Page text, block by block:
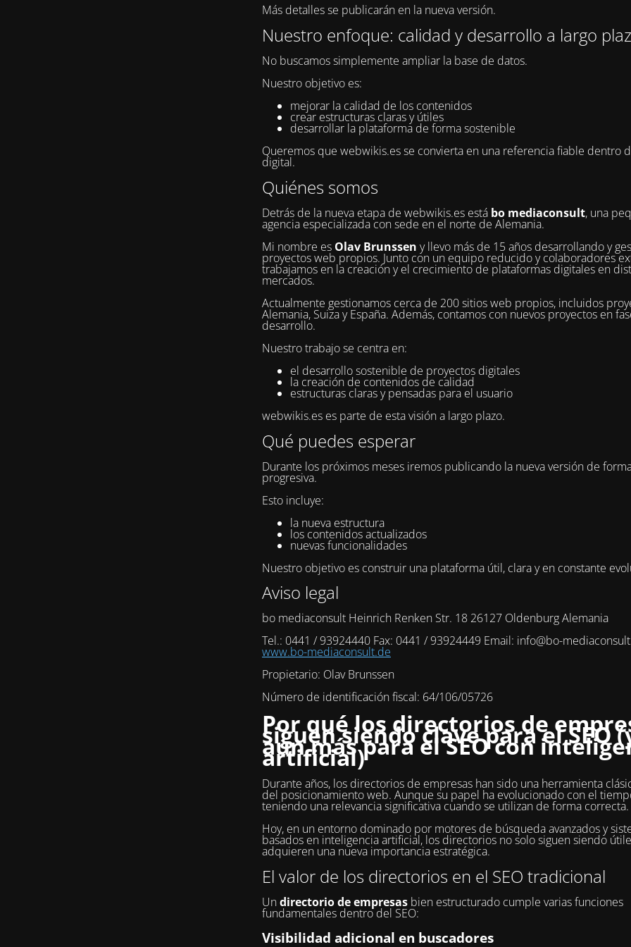
Más detalles se publicarán en la nueva versión.
Nuestro enfoque: calidad y desarrollo a largo
No buscamos simplemente ampliar la base de datos.
Nuestro objetivo es:
mejorar la calidad de los contenidos
crear estructuras claras y útiles
desarrollar la plataforma de forma sostenible
Queremos que webwikis.es se convierta en una referencia fiable dentro
digital.
Quiénes somos
Detrás de la nueva etapa de webwikis.es está bo mediaconsult, una
agencia especializada con sede en el norte de Alemania.
Mi nombre es Olav Brunssen y llevo más de 15 años desarrollando y
proyectos web propios. Junto con un equipo reducido y colaboradores
trabajamos en la creación y el crecimiento de plataformas digitales en
mercados.
Actualmente gestionamos cerca de 200 sitios web propios, incluidos
Alemania, Suiza y España. Además, contamos con nuevos proyectos en
desarrollo.
Nuestro trabajo se centra en:
el desarrollo sostenible de proyectos digitales
la creación de contenidos de calidad
estructuras claras y pensadas para el usuario
webwikis.es es parte de esta visión a largo plazo.
Qué puedes esperar
Durante los próximos meses iremos publicando la nueva versión de
progresiva.
Esto incluye:
la nueva estructura
los contenidos actualizados
nuevas funcionalidades
Nuestro objetivo es construir una plataforma útil, clara y en constante
Aviso legal
bo mediaconsult Heinrich Renken Str. 18 26127 Oldenburg Alemania
Tel.: 0441 / 93924440 Fax: 0441 / 93924449 Email: info@bo-
www.bo-mediaconsult.de
Propietario: Olav Brunssen
Número de identificación fiscal: 64/106/05726
Por qué los directorios de
siguen siendo clave para el SEO
aún más para el SEO con
artificial)
Durante años, los directorios de empresas han sido una herramienta
del posicionamiento web. Aunque su papel ha evolucionado con el
teniendo una relevancia significativa cuando se utilizan de forma correcta.
Hoy, en un entorno dominado por motores de búsqueda avanzados y
basados en inteligencia artificial, los directorios no solo siguen siendo
adquieren una nueva importancia estratégica.
El valor de los directorios en el SEO tradicional
Undirectorio de empresas bien estructurado cumple varias funciones
fundamentales dentro del SEO:
Visibilidad adicional en buscadores